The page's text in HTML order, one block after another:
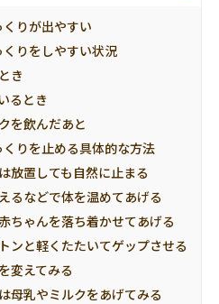
りが出やすい
りをしやすい状況
き
るとき
を飲んだあと
りを止める具体的な方法
放置しても自然に止まる
るなどで体を温めてあげる
ちゃんを落ち着かせてあげる
ンと軽くたたいてゲップさせる
変えてみる
母乳やミルクをあげてみる